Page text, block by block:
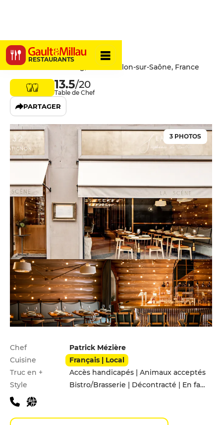
RESTAURANTS
Le Bistrot
31 Rue de Strasbourg, 71100 Chalon-sur-Saône, France
13.5/20
Table de Chef
PARTAGER
3 PHOTOS
Infos pratiques
Chef
Patrick Mézière
Cuisine
Français | Local
Truc en +
Accès handicapés | Animaux acceptés
Style
Bistro/Brasserie | Décontracté | En famille | Entre amis